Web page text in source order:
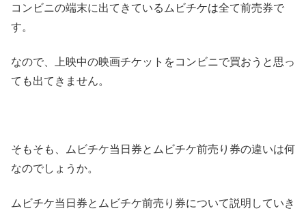
コンビニの端末に出てきているムビチケは全て前売券で
す。
なので、
上映中の映画チケットをコンビニで買おうと思っ
ても出てきません。
そもそも、ムビチケ当日券とムビチケ前売り券の違いは何
なのでしょうか。
ムビチケ当日券とムビチケ前売り券について説明していき